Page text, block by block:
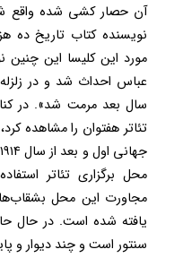
آن حصار کشی شده واقع
نویسنده کتاب تاریخ ده
مورد این کلیسا این چنین
سال بعد مرمت شد». در
تئاتر هفتوان را مشاهده
محل برگزاری تئاتر
مجاورت این محل
یافته شده است. در حال
سنتور است و چند دیوار و